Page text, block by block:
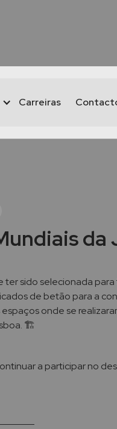
Carreiras
da
ter sido selecionada
de betão para a
onde se
🏗
a participar no